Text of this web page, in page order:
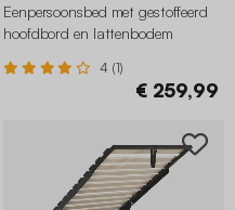
Eenpersoonsbed met gestoffeerd
hoofdbord en lattenbodem
4 (1)
€ 259,99